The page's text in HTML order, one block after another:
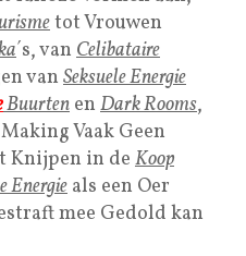
tot Vrouwen
´s, van Celibataire
van Seksuele Energie
Buurten en Dark Rooms,
Vaak Geen
Knijpen in de Koop
Energieals een Oer
mee Gedold kan